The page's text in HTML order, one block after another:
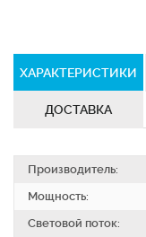
ХАРАКТЕРИСТИКИ
ДОСТАВКА
Производитель:
Мощность:
Световой поток: